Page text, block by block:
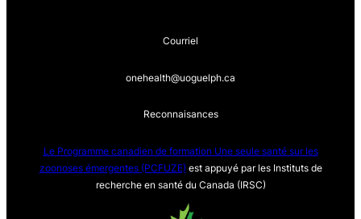
Courriel
onehealth@uoguelph.ca
Reconnaisances
Le Programme canadien de formation Une seule santé sur les
zoonoses émergentes (PCFUZE) est appuyé par les Instituts de
recherche en santé du Canada (IRSC)